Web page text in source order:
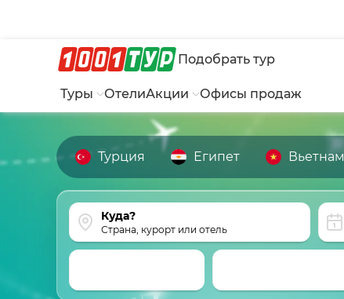
Подобрать тур
Туры ОтелиАкции Офисы продаж
Турция Египет Вьетнам
Страна, курорт или отель